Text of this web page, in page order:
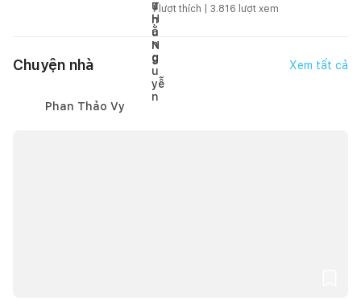
1lượt thích | 3.816 lượt xem
Chuyện nhà Xem tất cả
Phan Thảo Vy